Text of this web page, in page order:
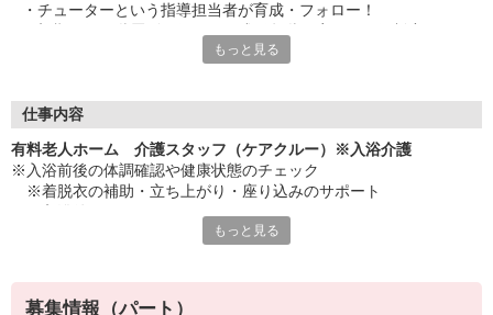
・チューターという指導担当者が育成・フォロー！
・キャリアアップ支援制度を活用して働きながら資格取得が可能
・ツクイ独自の福祉厚生制度でプライベートも充実
・子育て支援の福利厚生制度あり！子育てと仕事の両立を応援◎
・スタッフ何でも相談窓口やライフキャリア相談など、各相談窓
口あり
◇頑張った分、スタッフに還元！
・パートは特別手当の支給あり
もっと見る
仕事内容
有料老人ホーム 介護スタッフ（ケアクルー）※入浴介護
※入浴前後の体調確認や健康状態のチェック
※着脱衣の補助・立ち上がり・座り込みのサポート
※物品の管理・整理・片付けもっと見る
募集情報（パート）